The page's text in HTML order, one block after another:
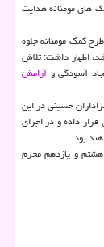
های مومنانه هدایت
کمک مومنانه جلوه
اظهار داشت: تلاش
آسودگی وآرامش
حسینی در این
داده و در اجرای
بود.
هشتم و یازدهم محرم